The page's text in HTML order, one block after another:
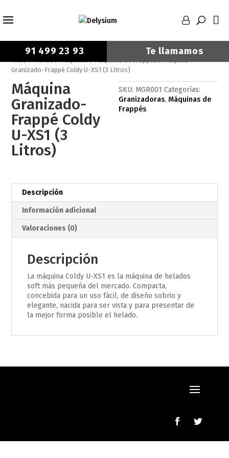
91 499 23 93 Te llamamos
X Cerrar
He leído y acepto la
Inicio/Tienda/Máquinas/Máquinas de Frappés/ Máquina
Granizado-Frappé Coldy U-XS1 (3 Litros)
Máquina
Granizado-
Frappé Coldy
U-XS1 (3
Litros)
SKU: MGR001 Categorías:
Granizadoras, Máquinas de
Frappés
Descripción
Información adicional
Valoraciones (0)
Descripción
La máquina Coldy U-XS1 es la máquina de helados
soft más pequeña del mercado. Compacta,
concebida para un uso fácil, de diseño sobrio y
elegante, nacida para ser vista y para presentar de
la mejor forma posible el helado.